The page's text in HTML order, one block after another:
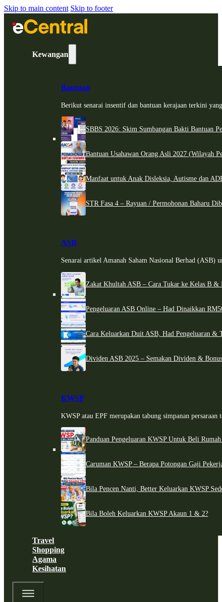
Skip to main content Skip to footer
Kewangan
Bantuan
Berikut senarai insentif dan bantuan kerajaan terkini
SBBS 2026: Skim Sumbangan Bakti Bantuan
Bantuan Usahawan Orang Asli 2027 (Wilayah
Manfaat untuk Anak Disleksia, Autisme dan
STR Fasa 4 – Rayuan / Permohonan Baharu
ASB
Senarai artikel Amanah Saham Nasional Berhad (ASB)
Zakat Khultah ASB – Cara Tukar ke Kelas B &
Pengeluaran ASB Online – Had Dinaikkan
Cara Keluarkan Duit ASB, Had Pengeluaran &
Dividen ASB 2025 – Semakan Dividen &
KWSP
KWSP atau EPF merupakan tabung simpanan persaraan
Panduan Pengeluaran KWSP Untuk Beli
Caruman KWSP – Berapa Potongan Gaji
Bila Pencen Nanti, Better Keluarkan KWSP
Bila Boleh Keluarkan KWSP Akaun 1 & 2?
Travel
Shopping
Agama
Kesihatan